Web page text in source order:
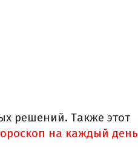
решений. Также этот
на каждый день